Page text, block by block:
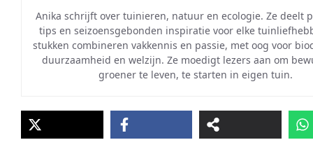
Anika schrijft over tuinieren, natuur en ecologie. Ze deelt
tips en seizoensgebonden inspiratie voor elke
stukken combineren vakkennis en passie, met oog voor
duurzaamheid en welzijn. Ze moedigt lezers aan om
groener te leven, te starten in eigen tuin.